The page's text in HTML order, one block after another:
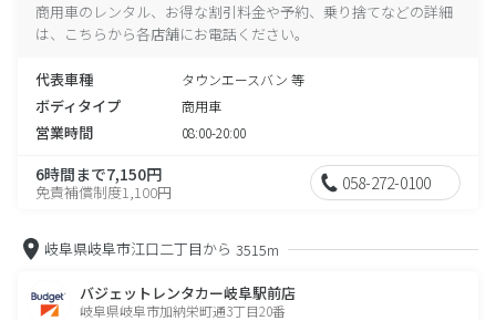
商用車のレンタル、お得な割引料金や予約、乗り捨てなどの詳細
は、こちらから各店舗にお電話ください。
代表車種 タウンエースバン 等
ボディタイプ 商用車
営業時間 08:00-20:00
6時間まで7,150円
免責補償制度1,100円 058-272-0100
岐阜県岐阜市江口二丁目から 3515m
バジェットレンタカー岐阜駅前店
岐阜県岐阜市加納栄町通3丁目20番